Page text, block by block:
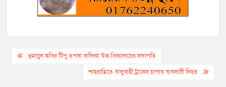
Postহুমায়ুন কবির টিপু রূপসা বালিকা উচ্চ বিদ্যালয়ের সভাপতি
শাহরাস্তিতে বালুবাহী ট্রাকের চাপায় ব্যবসায়ী নিহত